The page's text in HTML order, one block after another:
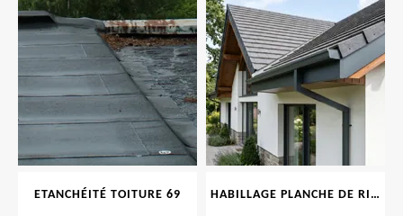
ETANCHÉITÉ TOITURE 69 HABILLAGE PLANCHE DE RIVE 69